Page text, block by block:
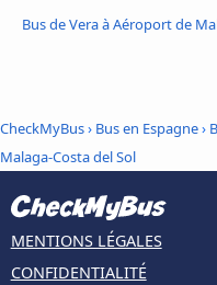
Bus de Vera à Aéroport de
CheckMyBus› Bus en Espagne›
Malaga-Costa del Sol
MENTIONS LÉGALES
CONFIDENTIALITÉ